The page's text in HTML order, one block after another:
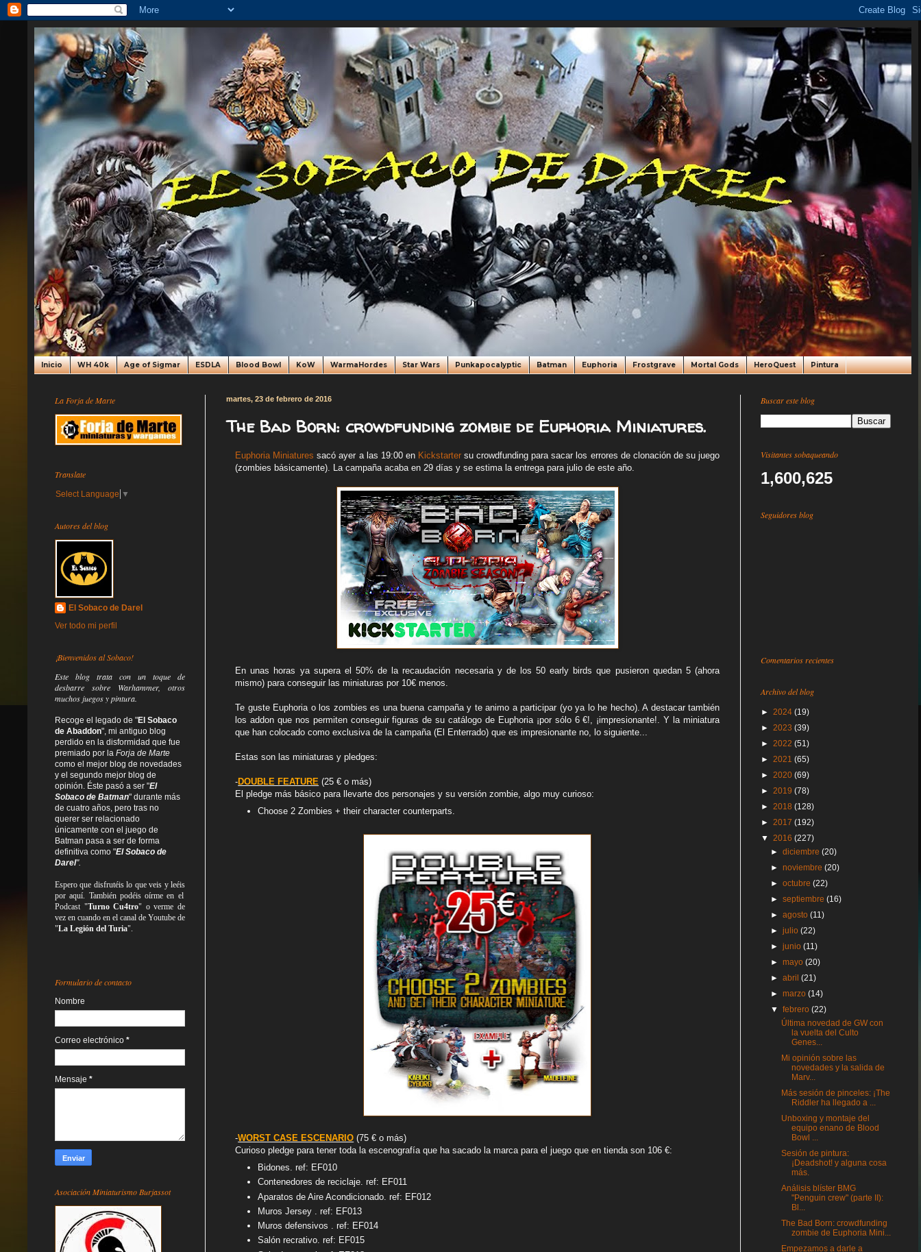
Inicio WH 40k Age of Sigmar ESDLA Blood Bowl KoW WarmaHordes Star Wars Punkapocalyptic Batman Euphoria Frostgrave Mortal Gods HeroQuest Pintura
martes, 23 de febrero de 2016
The Bad Born: crowdfunding zombie de Euphoria Miniatures.
Euphoria Miniatures sacó ayer a las 19:00 en Kickstartersu crowdfunding para sacar los errores de clonación de su juego
(zombies básicamente). La campaña acaba en 29 días y se estima la entrega para julio de este año.
En unas horas ya supera el 50% de la recaudación necesaria y de los 50 early birds que pusieron quedan 5 (ahora
mismo) para conseguir las miniaturas por 10€ menos.
Te guste Euphoria o los zombies es una buena campaña y te animo a participar (yo ya lo he hecho). A destacar también
los addon que nos permiten conseguir figuras de su catálogo de Euphoria ¡por sólo 6 €!, ¡impresionante!. Y la miniatura
que han colocado como exclusiva de la campaña (El Enterrado) que es impresionante no, lo siguiente...
Estas son las miniaturas y pledges:
-DOUBLE FEATURE (25 € o más)
El pledge más básico para llevarte dos personajes y su versión zombie, algo muy curioso:
Choose 2 Zombies + their character counterparts.
-WORST CASE ESCENARIO (75 € o más)
Curioso pledge para tener toda la escenografía que ha sacado la marca para el juego que en tienda son 106 €:
Bidones. ref: EF010
Contenedores de reciclaje. ref: EF011
Aparatos de Aire Acondicionado. ref: EF012
Muros Jersey . ref: EF013
Muros defensivos . ref: EF014
Salón recrativo. ref: EF015
La Forja de Marte
Translate
Select Language ▼
Autores del blog
El Sobaco de Darel
Ver todo mi perfil
¡Bienvenidos al Sobaco!
Este blog trata con un toque de
desbarre sobre Warhammer, otros
muchos juegos y pintura.
Recoge el legado de "El Sobaco
de Abaddon", mi antiguo blog
perdido en la disformidad que fue
premiado por la Forja de Marte
como el mejor blog de novedades
y el segundo mejor blog de
opinión. Éste pasó a ser "El
Sobaco de Batman" durante más
de cuatro años, pero tras no
querer ser relacionado
únicamente con el juego de
Batman pasa a ser de forma
definitiva como "El Sobaco de
Darel".
Espero que disfrutéis lo queveis yleéis
por aquí. También podéis oírme en el
Podcast "Turno Cu4tro" o verme de
vez en cuando en el canal de Youtube de
"La Legión del Turia".
Formulario de contacto
Nombre
Correo electrónico *
Mensaje *
Asociación Miniaturismo Burjassot
Buscar este blog
Visitantes sobaqueando
1,600,625
Seguidores blog
Comentarios recientes
Archivo del blog
► 2024 (19)
► 2023 (39)
► 2022 (51)
► 2021 (65)
► 2020 (69)
► 2019 (78)
► 2018 (128)
► 2017 (192)
▼ 2016 (227)
►diciembre(20)
►noviembre(20)
►octubre(22)
►septiembre(16)
►agosto(11)
►julio(22)
►junio(11)
►mayo(20)
►abril(21)
►marzo(14)
▼febrero(22)
Última novedad de GW con
la vuelta del Culto
Genes...
Mi opinión sobre las
novedades y la salida de
Marv...
Más sesión de pinceles: ¡The
Riddler ha llegado a ...
Unboxing y montaje del
equipo enano de Blood
Bowl ...
Sesión de pintura:
¡Deadshot! y alguna cosa
más.
Análisis blíster BMG
"Penguin crew" (parte II):
Bl...
The Bad Born: crowdfunding
zombie de Euphoria Mini...
Empezamos a darle a